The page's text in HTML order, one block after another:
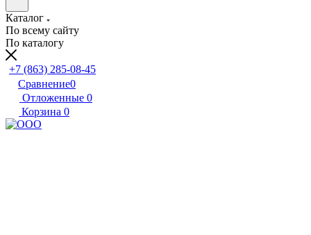
Каталог
По всему сайту
По каталогу
+7 (863) 285-08-45
Сравнение0
Отложенные 0
Корзина 0